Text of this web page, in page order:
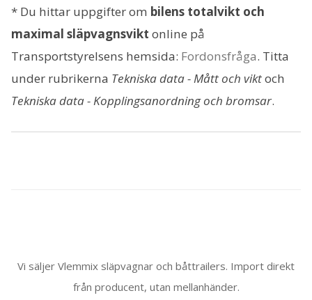
* Du hittar uppgifter om bilens totalvikt och
maximal släpvagnsvikt online på
Transportstyrelsens hemsida: Fordonsfråga. Titta
under rubrikerna Tekniska data - Mått och viktoch
Tekniska data - Kopplingsanordning och bromsar.
Vi säljer Vlemmix släpvagnar och båttrailers. Import direkt
från producent, utan mellanhänder.